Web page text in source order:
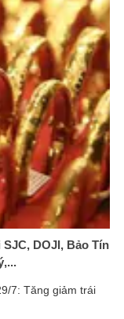
DOJI, Bảo Tín
7: Tăng giảm trái